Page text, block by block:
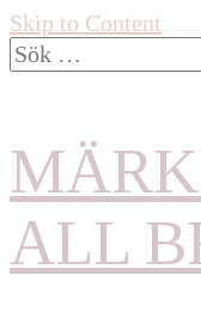
Skip to Content
Sök
efter:
ALL